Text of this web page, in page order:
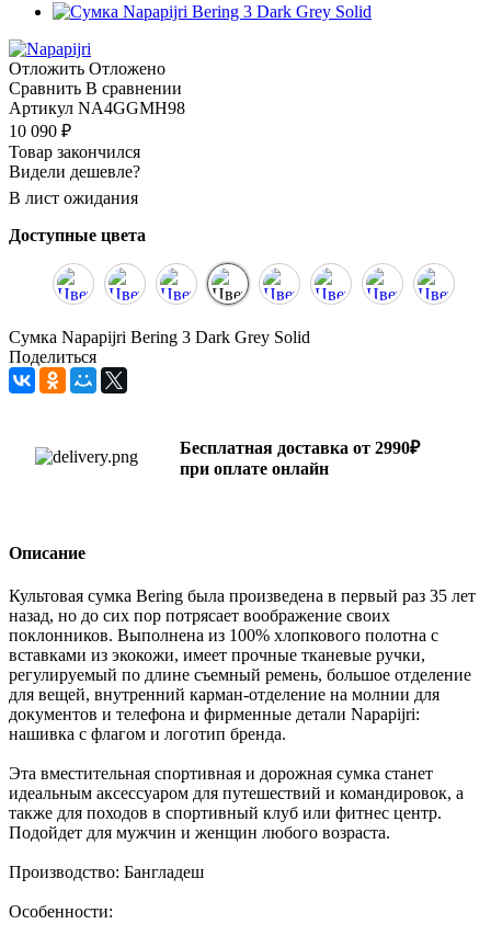
Отложить Отложено
Сравнить В сравнении
Артикул NA4GGMH98
10 090 ₽
Товар закончился
Видели дешевле?
В лист ожидания
Доступные цвета
Сумка Napapijri Bering 3 Dark Grey Solid
Поделиться
Бесплатная доставка от 2990₽
при оплате онлайн
Описание
Культовая сумка Bering была произведена в первый раз 35 лет
назад, но до сих пор потрясает воображение своих
поклонников. Выполнена из 100% хлопкового полотна с
вставками из экокожи, имеет прочные тканевые ручки,
регулируемый по длине съемный ремень, большое отделение
для вещей, внутренний карман-отделение на молнии для
документов и телефона и фирменные детали Napapijri:
нашивка с флагом и логотип бренда.
Эта вместительная спортивная и дорожная сумка станет
идеальным аксессуаром для путешествий и командировок, а
также для походов в спортивный клуб или фитнес центр.
Подойдет для мужчин и женщин любого возраста.
Производство: Бангладеш
Особенности: